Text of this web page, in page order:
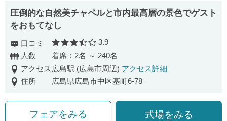
圧倒的な自然美チャペルと市内最高層の景色でゲスト
をおもてなし
口コミ 口コミ評価
3.9
人数
着席：2名 ～ 240名
アクセス 広島駅 (広島市周辺) アクセス詳細
住所
広島県広島市中区基町6-78
フェアをみる 式場をみる